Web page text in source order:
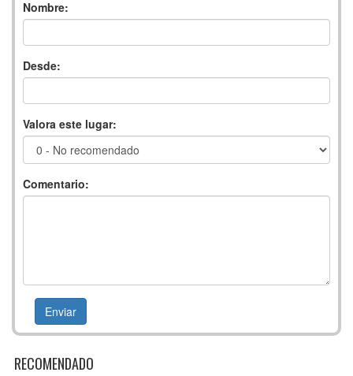
Nombre:
Desde:
Valora este lugar:
Comentario:
RECOMENDADO